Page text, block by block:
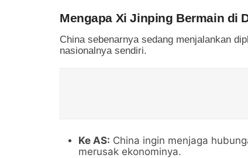
Mengapa Xi Jinping Bermain di
China sebenarnya sedang menjalankan
nasionalnya sendiri.
Ke AS: China ingin menjaga
merusak ekonominya.